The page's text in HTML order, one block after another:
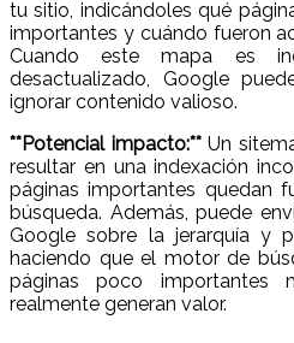
tu sitio, indicándoles qué
importantes y cuándo fueron
Cuando este mapa es
desactualizado, Google
ignorar contenido valioso.
**Potencial impacto:**Un
resultar en una indexación
páginas importantes quedan
búsqueda. Además, puede
Google sobre la jerarquía y
haciendo que el motor de
páginas poco importantes
realmente generan valor.